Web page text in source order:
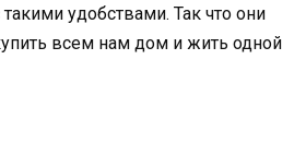
удобствами. Так что они
всем нам дом и жить одной